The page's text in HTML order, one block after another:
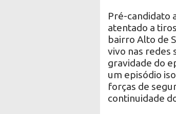
Pré-candidato
atentado a
bairro Alto de
vivo nas redes
gravidade do
um episódio
forças de
continuidade